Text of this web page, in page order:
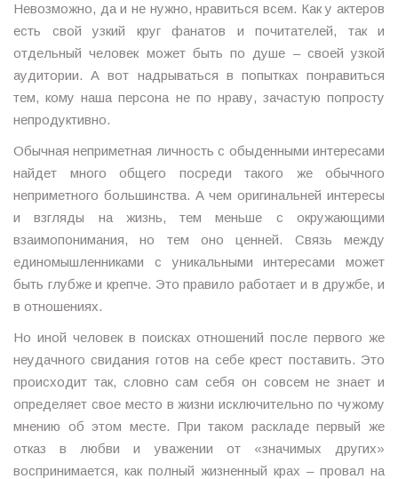
Невозможно, да и не нужно, нравиться всем. Как у актеров
есть свой узкий круг фанатов и почитателей, так и
отдельный человек может быть по душе – своей узкой
аудитории. А вот надрываться в попытках понравиться
тем, кому наша персона не по нраву, зачастую попросту
непродуктивно.
Обычная неприметная личность с обыденными интересами
найдет много общего посреди такого же обычного
неприметного большинства. А чем оригинальней интересы
и взгляды на жизнь, тем меньше с окружающими
взаимопонимания, но тем оно ценней. Связь между
единомышленниками с уникальными интересами может
быть глубже и крепче. Это правило работает и в дружбе, и
в отношениях.
Но иной человек в поисках отношений после первого же
неудачного свидания готов на себе крест поставить. Это
происходит так, словно сам себя он совсем не знает и
определяет свое место в жизни исключительно по чужому
мнению об этом месте. При таком раскладе первый же
отказ в любви и уважении от «значимых других»
воспринимается, как полный жизненный крах – провал на